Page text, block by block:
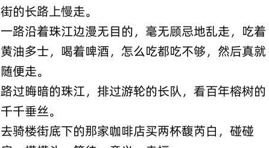
街的长路上慢走。
一路沿着珠江边漫无目的，毫无顾忌地乱走，吃着
黄油多士，喝着啤酒，怎么吃都吃不够，然后真就
随便走。
路过晦暗的珠江，排过游轮的长队，看百年榕树的
千千垂丝。
去骑楼街底下的那家咖啡店买两杯馥芮白，碰碰